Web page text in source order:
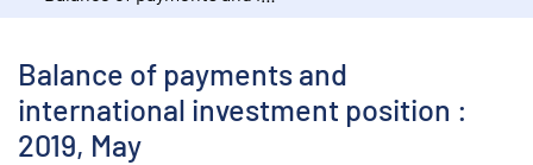
Balance of payments and
international investment position :
2019, May